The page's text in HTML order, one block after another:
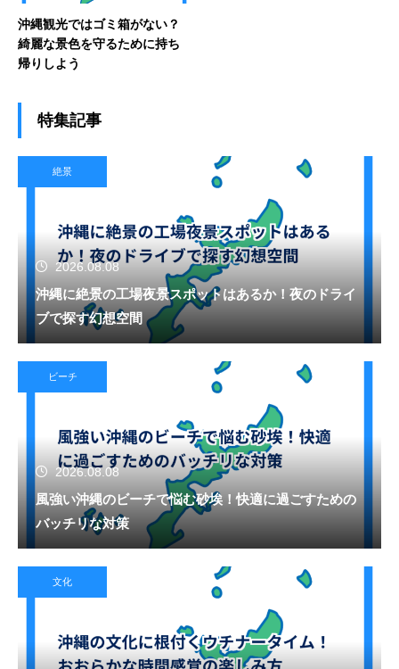
沖縄観光ではゴミ箱がない？
綺麗な景色を守るために持ち
帰りしよう
特集記事
絶景
2026.08.08
沖縄に絶景の工場夜景スポットはあるか！夜のドライ
ブで探す幻想空間
ビーチ
2026.08.08
風強い沖縄のビーチで悩む砂埃！快適に過ごすための
バッチリな対策
文化